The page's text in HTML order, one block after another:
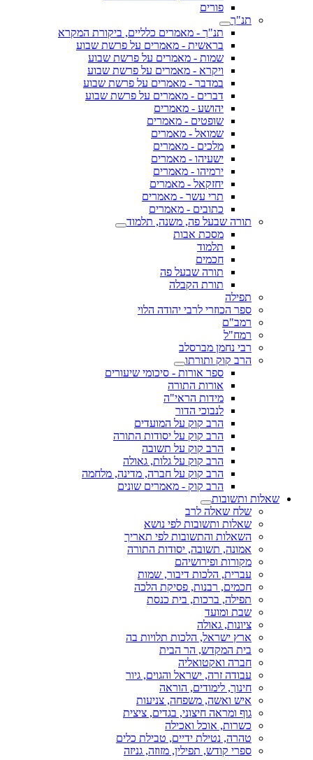
פורים
תנ"ך
תנ"ך - מאמרים כלליים, ביקורת המקרא
בראשית - מאמרים על פרשת שבוע
שמות - מאמרים על פרשת שבוע
ויקרא - מאמרים על פרשת שבוע
במדבר - מאמרים על פרשת שבוע
דברים - מאמרים על פרשת שבוע
יהושע - מאמרים
שופטים - מאמרים
שמואל - מאמרים
מלכים - מאמרים
ישעיהו - מאמרים
ירמיהו - מאמרים
יחזקאל - מאמרים
תרי עשר - מאמרים
כתובים - מאמרים
תורה שבעל פה, משנה, תלמוד
מסכת אבות
תלמוד
חכמים
תורה שבעל פה
תורת הקבלה
תפילה
ספר הכוזרי לרבי יהודה הלוי
רמב"ם
רמח"ל
רבי נחמן מברסלב
הרב קוק ותורתו
ספר אורות - סיכומי שיעורים
אורות התורה
מידות הראי"ה
לנבוכי הדור
הרב קוק על המועדים
הרב קוק על יסודות התורה
הרב קוק על תשובה
הרב קוק על גלות, גאולה
הרב קוק על חברה, מדינה, מלחמה
הרב קוק - מאמרים שונים
שאלות ותשובות
שלח שאלה לרב
שאלות ותשובות לפי נושא
השאלות והתשובות לפי תאריך
אמונה, תשובה, יסודות התורה
מקורות ופירושיהם
עברית, הלכות דיבור, שמות
חכמים, רבנות, פסיקת הלכה
תפילה, ברכות, בית כנסת
שבת ומועד
ציונות, גאולה
ארץ ישראל, הלכות תלויות בה
בית המקדש, הר הבית
חברה ואקטואליה
עבודה זרה, ישראל והגוים, גיור
חינוך, לימודים, הוראה
איש ואשה, משפחה, צניעות
גוף ומראה חיצוני, בגדים, ציצית
כשרות, אוכל ואכילה
טהרה, נטילת ידיים, טבילת כלים
ספרי קודש, תפילין, מזוזה, גניזה